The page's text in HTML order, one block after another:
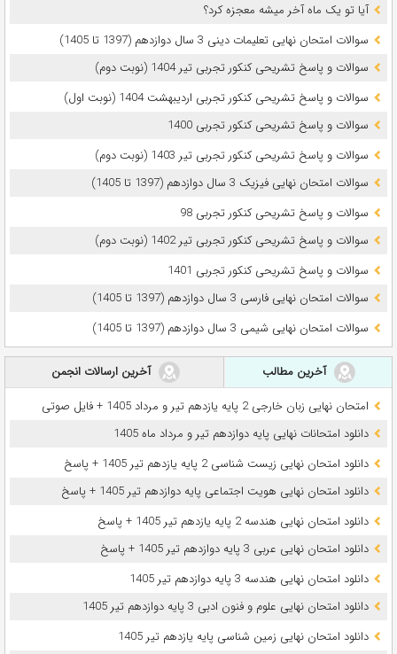
آیا تو یک ماه آخر میشه معجزه کرد؟
سوالات امتحان نهایی تعلیمات دینی 3 سال دوازدهم (1397 تا 1405)
سوالات و پاسخ تشریحی کنکور تجربی تیر 1404 (نوبت دوم)
سوالات و پاسخ تشریحی کنکور تجربی اردیبهشت 1404 (نوبت اول)
سوالات و پاسخ تشریحی کنکور تجربی 1400
سوالات و پاسخ تشریحی کنکور تجربی تیر 1403 (نوبت دوم)
سوالات امتحان نهایی فیزیک 3 سال دوازدهم (1397 تا 1405)
سوالات و پاسخ تشریحی کنکور تجربی 98
سوالات و پاسخ تشریحی کنکور تجربی تیر 1402 (نوبت دوم)
سوالات و پاسخ تشریحی کنکور تجربی 1401
سوالات امتحان نهایی فارسی 3 سال دوازدهم (1397 تا 1405)
سوالات امتحان نهایی شیمی 3 سال دوازدهم (1397 تا 1405)
آخرین مطالب
آخرین ارسالات انجمن
امتحان نهایی زبان خارجی 2 پایه یازدهم تیر و مرداد 1405 + فایل صوتی
دانلود امتحانات نهایی پایه دوازدهم تیر و مرداد ماه 1405
دانلود امتحان نهایی زیست شناسی 2 پایه یازدهم تیر 1405 + پاسخ
دانلود امتحان نهایی هویت اجتماعی پایه دوازدهم تیر 1405 + پاسخ
دانلود امتحان نهایی هندسه 2 پایه یازدهم تیر 1405 + پاسخ
دانلود امتحان نهایی عربی 3 پایه دوازدهم تیر 1405 + پاسخ
دانلود امتحان نهایی هندسه 3 پایه دوازدهم تیر 1405
دانلود امتحان نهایی علوم و فنون ادبی 3 پایه دوازدهم تیر 1405
دانلود امتحان نهایی زمین شناسی پایه یازدهم تیر 1405